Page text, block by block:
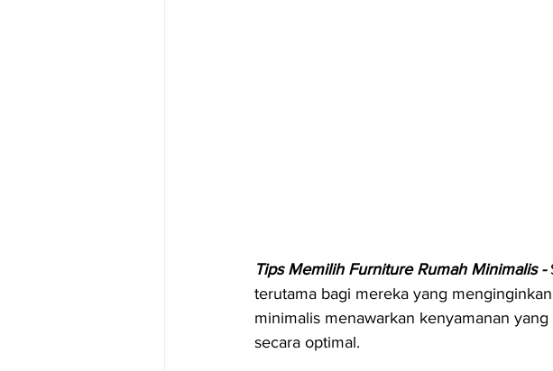
Tips Memilih Furniture Rumah Minimalis -
terutama bagi mereka yang
minimalis menawarkan kenyamanan
secara optimal.